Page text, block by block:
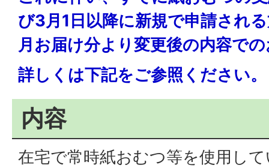
び3月1日以降に新規で申請され
月お届け分より変更後の内容で
詳しくは下記をご参照ください。
内容
在宅で常時紙おむつ等を使用し